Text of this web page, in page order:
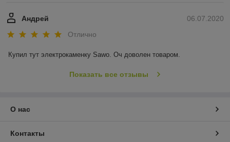
06.07.2020
Андрей
Отлично
Купил тут электрокаменку Sawo. Оч доволен товаром.
Показать все отзывы
О нас
Контакты